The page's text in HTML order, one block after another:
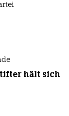
hält sich